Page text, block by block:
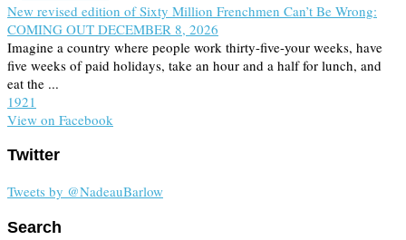
New revised edition of Sixty Million Frenchmen Can’t Be Wrong:
COMING OUT DECEMBER 8, 2026
Imagine a country where people work thirty-five-your weeks, have
five weeks of paid holidays, take an hour and a half for lunch, and
eat the ...
1921
View on Facebook
Twitter
Tweets by @NadeauBarlow
Search